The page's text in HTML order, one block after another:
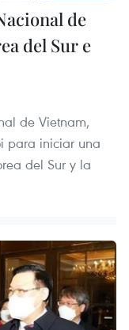
de
del Sur e
de Vietnam,
para iniciar una
del Sur y la